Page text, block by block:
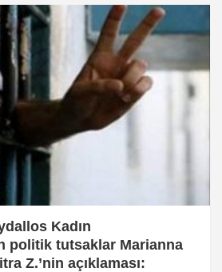
Kadın
politik tutsaklar Marianna
Z.’nin açıklaması: